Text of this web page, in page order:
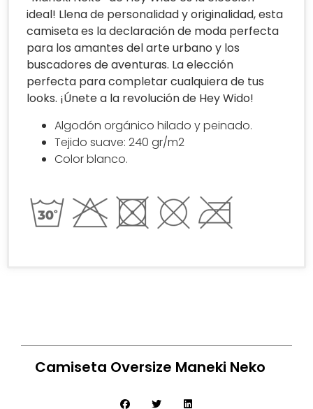
ideal! Llena de personalidad y originalidad, esta
camiseta es la declaración de moda perfecta
para los amantes del arte urbano y los
buscadores de aventuras. La elección
perfecta para completar cualquiera de tus
looks. ¡Únete a la revolución de Hey Wido!
Algodón orgánico hilado y peinado.
Tejido suave: 240 gr/m2
Color blanco.
Camiseta Oversize Maneki Neko